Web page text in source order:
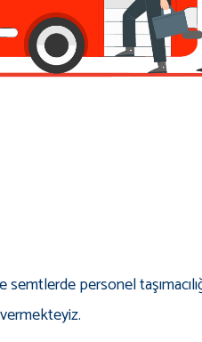
semtlerde personel